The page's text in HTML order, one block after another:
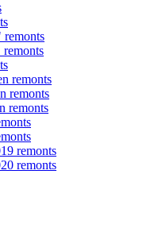
remonts
remonts
remonts
remonts
remonts
remonts
remonts